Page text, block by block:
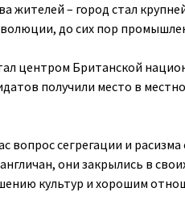
жителей – город стал
до сих пор
центром Британской
получили место в
вопрос сегрегации и
они закрылись в
культур и хорошим